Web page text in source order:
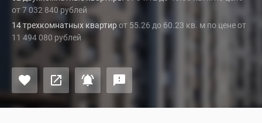
от 7 032 840 рублей
14 трехкомнатных квартирот 55.26 до 60.23 кв. м по цене от
11 494 080 рублей